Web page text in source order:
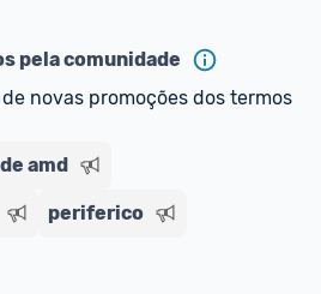
pela comunidade
novas promoções dos termos
amd
periferico